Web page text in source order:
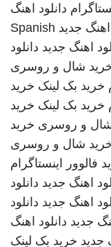
دانلود اهنگ
اهنگ جدید Spanish
اهنگ جدید دانلود
شال و روسری
خرید بک لینک خرید
خرید بک لینک خرید
و روسری خرید
شال و روسری
فالوور اینستاگرام
اهنگ جدید دانلود
اهنگ جدید دانلود
جدید دانلود اهنگ
جدید خرید بک لینک